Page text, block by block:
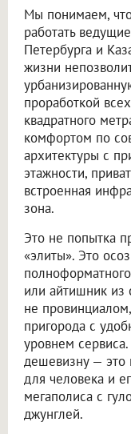
Мы понимаем,
работать
Петербурга и
жизни
проработкой
квадратного
комфортом по
архитектуры с
этажности,
встроенная
зона.
Это не попытка
«элиты». Это
или айтишник из
не
пригорода с
уровнем
дешевизну — это
для человека и
мегаполиса с
джунглей.